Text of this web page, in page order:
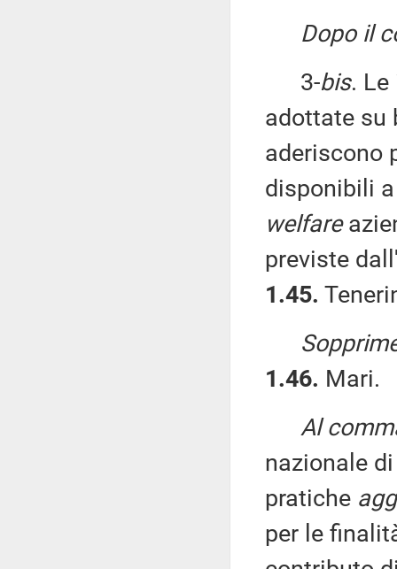
Dopo il
3-bis. Le
adottate su
aderiscono
disponibili
welfare
previste
1.45.
1.46. Mari.
Al
nazionale
pratiche
per le